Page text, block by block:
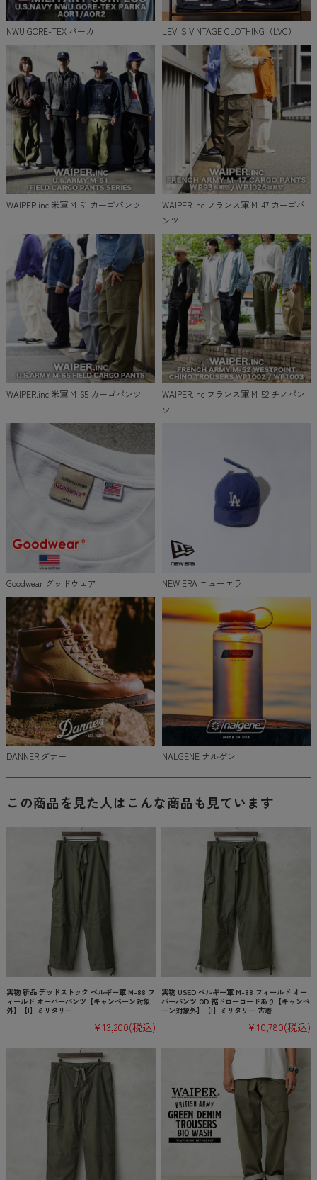
NWU GORE-TEX パーカ LEVI'S VINTAGE CLOTHING（LVC）
WAIPER.inc 米軍 M-51 カーゴパンツ
WAIPER.inc フランス軍 M-47 カーゴパ
ンツ
WAIPER.inc 米軍 M-65 カーゴパンツ
WAIPER.inc フランス軍 M-52 チノパン
ツ
Goodwear グッドウェア NEW ERA ニューエラ
DANNER ダナー NALGENE ナルゲン
この商品を見た人はこんな商品も見ています
実物 新品 デッドストック ベルギー軍 M-88 フ
ィールド オーバーパンツ【キャンペーン対象
外】【I】ミリタリー
¥13,200(税込)
実物 USED ベルギー軍 M-88 フィールド オー
バーパンツ OD 裾ドローコードあり【キャンペ
ーン対象外】【I】ミリタリー 古着
¥10,780(税込)